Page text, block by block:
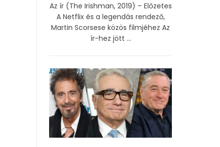
Az ír (The Irishman, 2019) – Előzetes
A Netflix és a legendás rendező,
Martin Scorsese közös filmjéhez Az
ír-hez jött ...